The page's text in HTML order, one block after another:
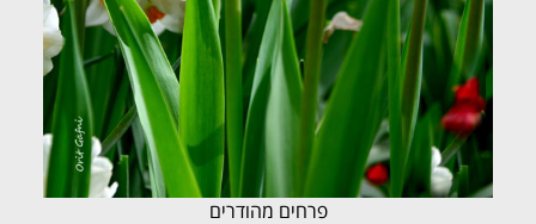
פרחים מהודרים